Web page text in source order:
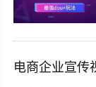
电商企业宣传